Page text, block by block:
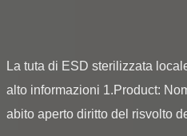
La tuta di ESD sterilizzata
alto informazioni 1.Product:
abito aperto diritto del risvolto